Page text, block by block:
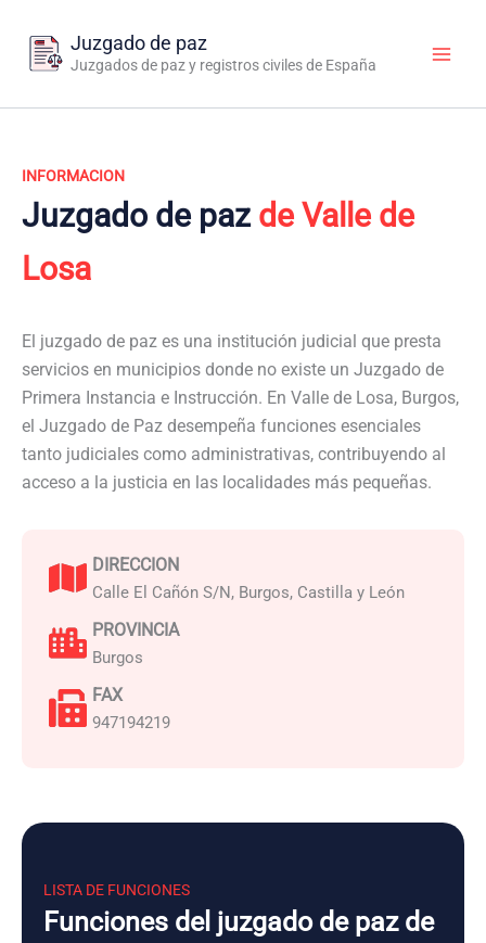
contenido
Juzgado de paz
Juzgados de paz y registros civiles de España
INFORMACION
Juzgado de paz de Valle de
Losa
El juzgado de paz es una institución judicial que presta
servicios en municipios donde no existe un Juzgado de
Primera Instancia e Instrucción. En Valle de Losa, Burgos,
el Juzgado de Paz desempeña funciones esenciales
tanto judiciales como administrativas, contribuyendo al
acceso a la justicia en las localidades más pequeñas.
DIRECCION
Calle El Cañón S/N, Burgos, Castilla y León
PROVINCIA
Burgos
FAX
947194219
LISTA DE FUNCIONES
Funciones del juzgado de paz de